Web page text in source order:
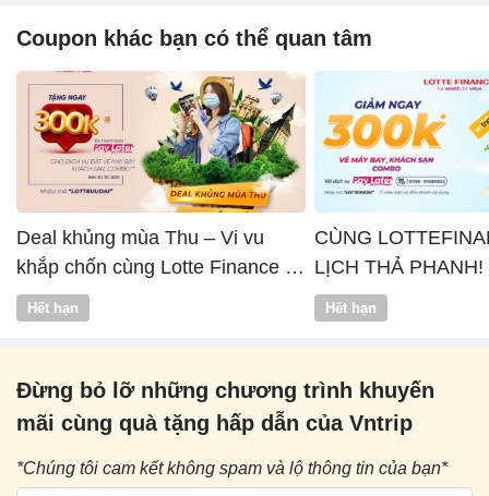
Coupon khác bạn có thể quan tâm
Deal khủng mùa Thu – Vi vu
khắp chốn cùng Lotte Finance x
Vntrip
Hết hạn
CÙNG
LỊCH THẢ PHANH!
Hết hạn
Đừng bỏ lỡ những chương trình khuyến
mãi cùng quà tặng hấp dẫn của Vntrip
*Chúng tôi cam kết không spam và lộ thông tin của bạn*